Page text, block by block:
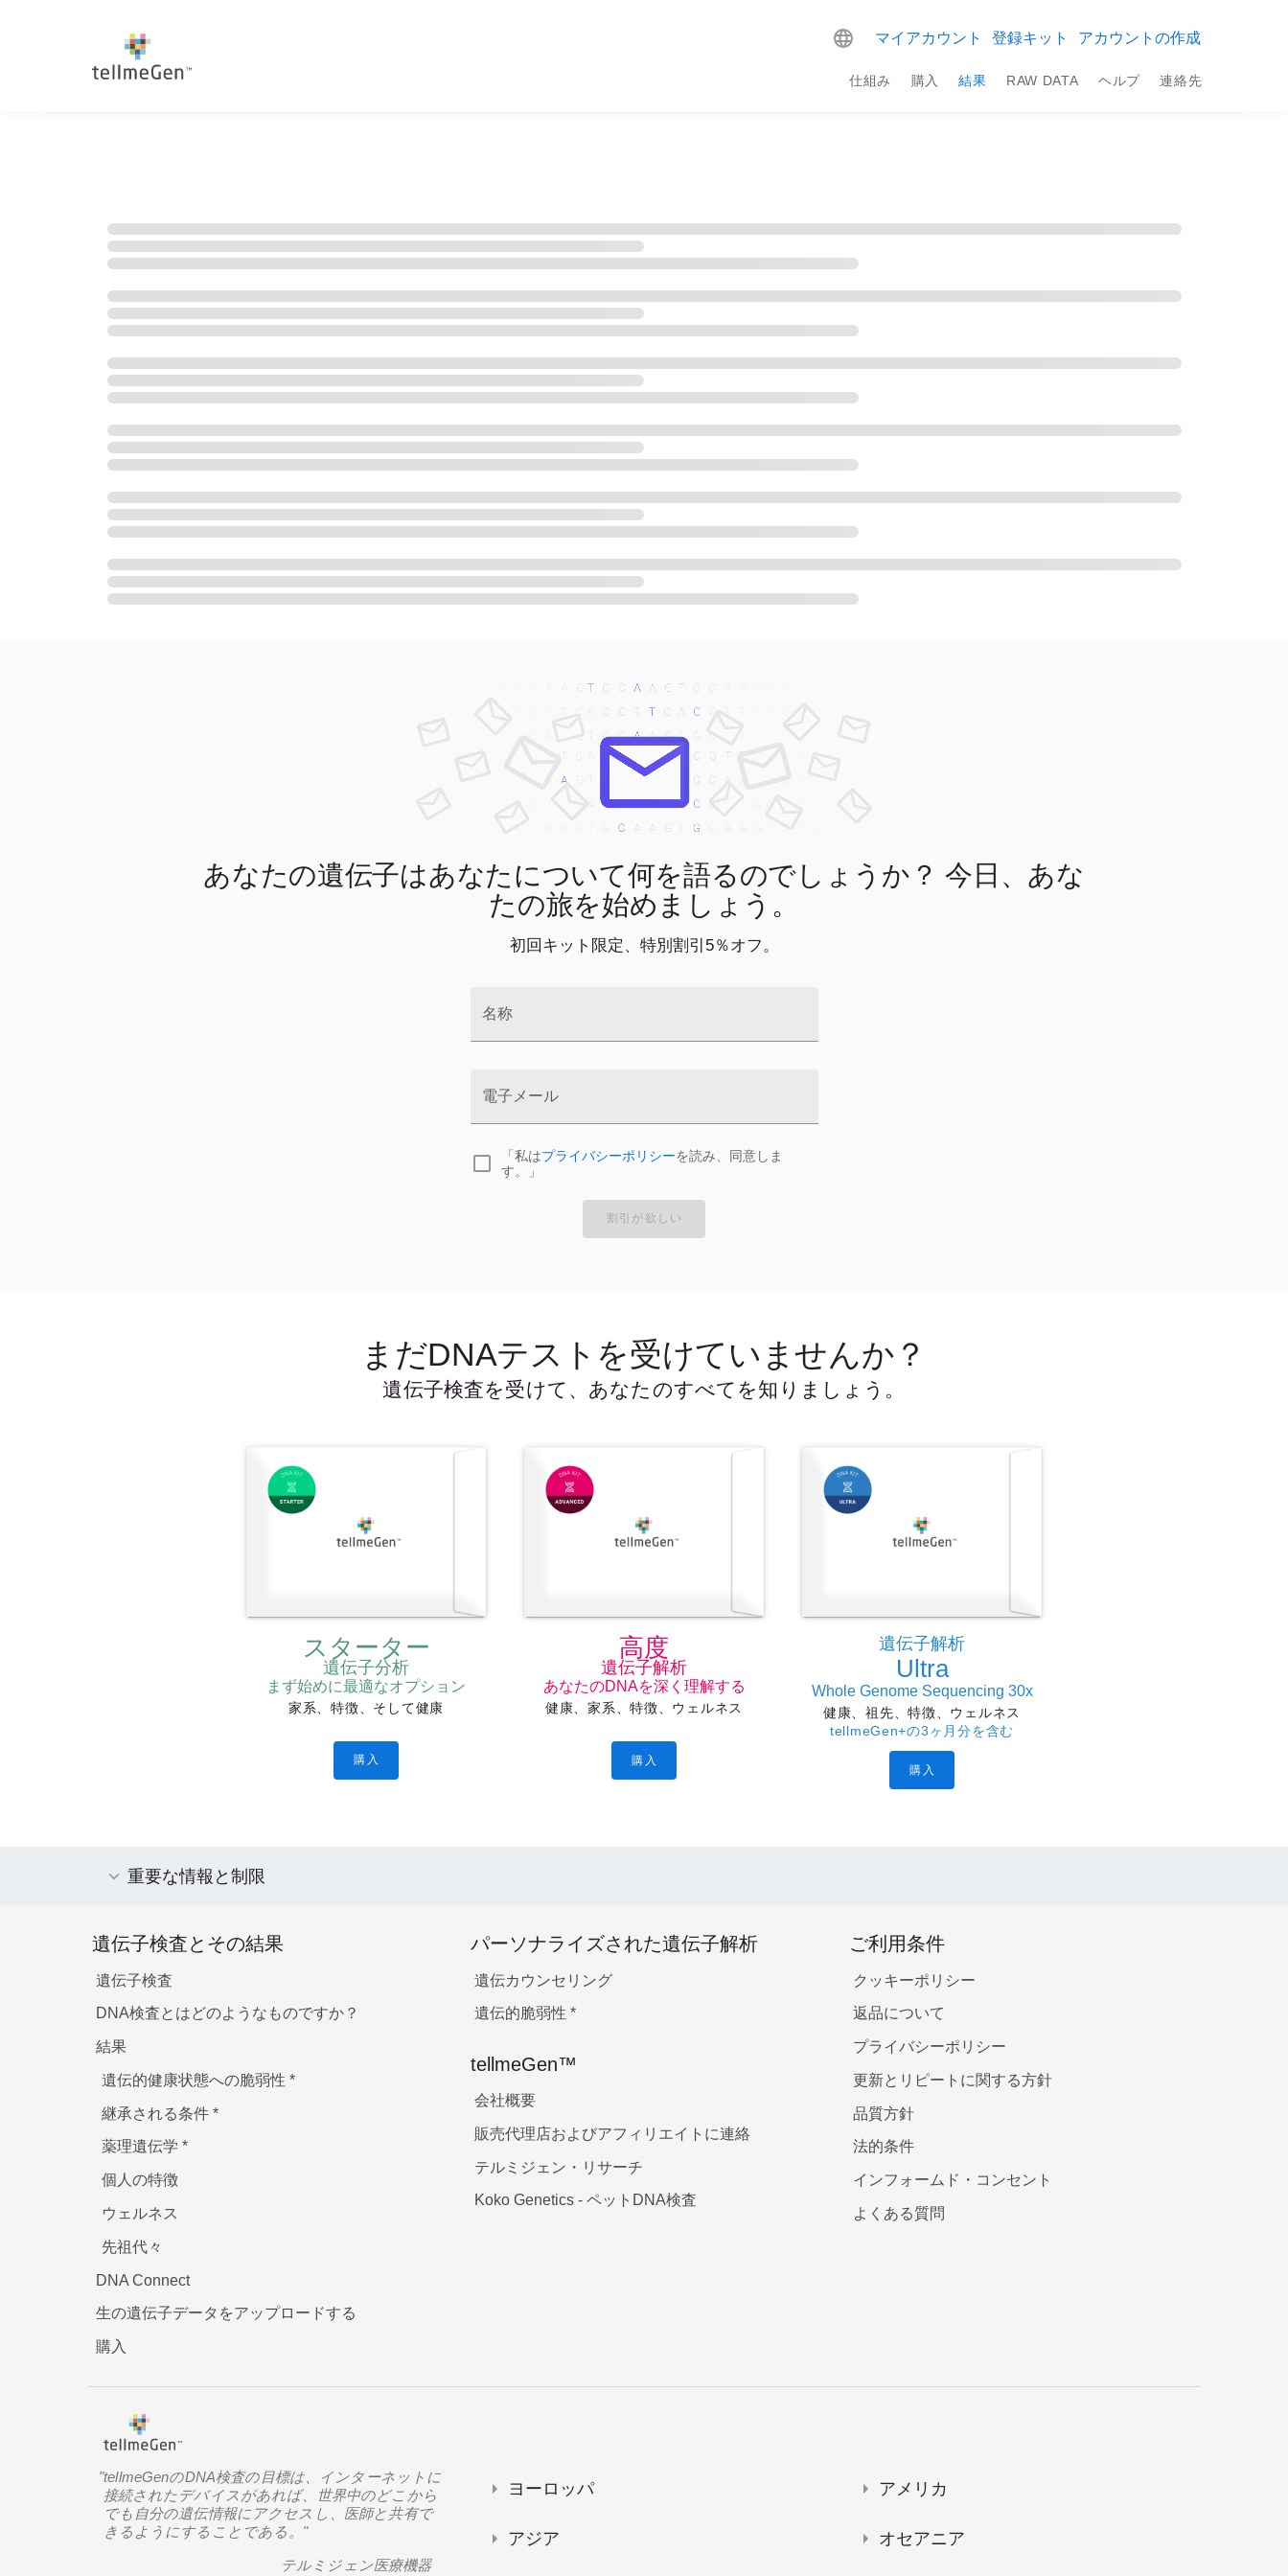
マイアカウント 登録キット アカウントの作成
仕組み 購入 結果 RAW DATA ヘルプ 連絡先
あなたの遺伝子はあなたについて何を語るのでしょうか？ 今日、あな
たの旅を始めましょう。
初回キット限定、特別割引5％オフ。
名称
電子メール
「私はプライバシーポリシーを読み、同意しま
す。」
割引が欲しい
まだDNAテストを受けていませんか？
遺伝子検査を受けて、あなたのすべてを知りましょう。
スターター
遺伝子分析
まず始めに最適なオプション
家系、特徴、そして健康
購入
高度
遺伝子解析
あなたのDNAを深く理解する
健康、家系、特徴、ウェルネス
購入
遺伝子解析
Ultra
Whole Genome Sequencing 30x
健康、祖先、特徴、ウェルネス
tellmeGen+の3ヶ月分を含む
購入
重要な情報と制限
遺伝子検査とその結果
遺伝子検査
DNA検査とはどのようなものですか？
結果
遺伝的健康状態への脆弱性 *
継承される条件 *
薬理遺伝学 *
個人の特徴
ウェルネス
先祖代々
DNA Connect
生の遺伝子データをアップロードする
購入
パーソナライズされた遺伝子解析
遺伝カウンセリング
遺伝的脆弱性 *
tellmeGen™
会社概要
販売代理店およびアフィリエイトに連絡
テルミジェン・リサーチ
Koko Genetics - ペットDNA検査
ご利用条件
クッキーポリシー
返品について
プライバシーポリシー
更新とリピートに関する方針
品質方針
法的条件
インフォームド・コンセント
よくある質問
"tellmeGenのDNA検査の目標は、インターネットに
接続されたデバイスがあれば、世界中のどこから
でも自分の遺伝情報にアクセスし、医師と共有で
きるようにすることである。"
テルミジェン医療機器
ヨーロッパ
アジア
アメリカ
オセアニア